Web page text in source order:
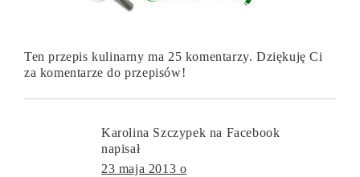
Ten przepis kulinarny ma 25 komentarzy. Dziękuję Ci
za komentarze do przepisów!
Karolina Szczypek na Facebook
napisał
23 maja 2013 o